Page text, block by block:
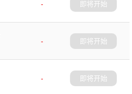
-
即将开始
-
即将开始
-
即将开始